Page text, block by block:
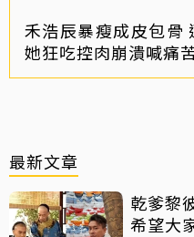
禾浩辰暴瘦成皮包骨
她狂吃控肉崩潰喊痛
最新文章
乾爹黎
希望大